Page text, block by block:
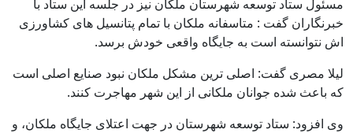
مسئول ستاد توسعه شهرستان ملکان نیز در جلسه این ستاد با
خبرنگاران گفت : متاسفانه ملکان با تمام پتانسیل های کشاورزی‌
اش نتوانسته است به جایگاه واقعی خودش برسد.
لیلا مصری گفت: اصلی ترین مشکل ملکان نبود صنایع اصلی است
که باعث شده جوانان ملکانی از این شهر مهاجرت کنند.
وی افزود: ستاد توسعه شهرستان در جهت اعتلای جایگاه ملکان، و